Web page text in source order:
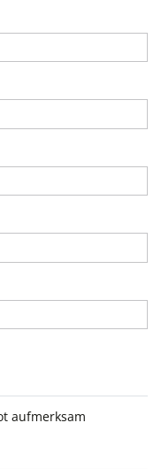
aufmerksam